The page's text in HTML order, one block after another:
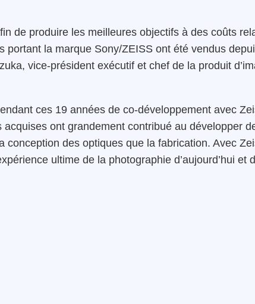
de produire les meilleures objectifs à des coûts
portant la marque Sony/ZEISS ont été vendus
vice-président exécutif et chef de la produit
ces 19 années de co-développement avec
ont grandement contribué au développer
conception des optiques que la fabrication. Avec
ultime de la photographie d’aujourd’hui et